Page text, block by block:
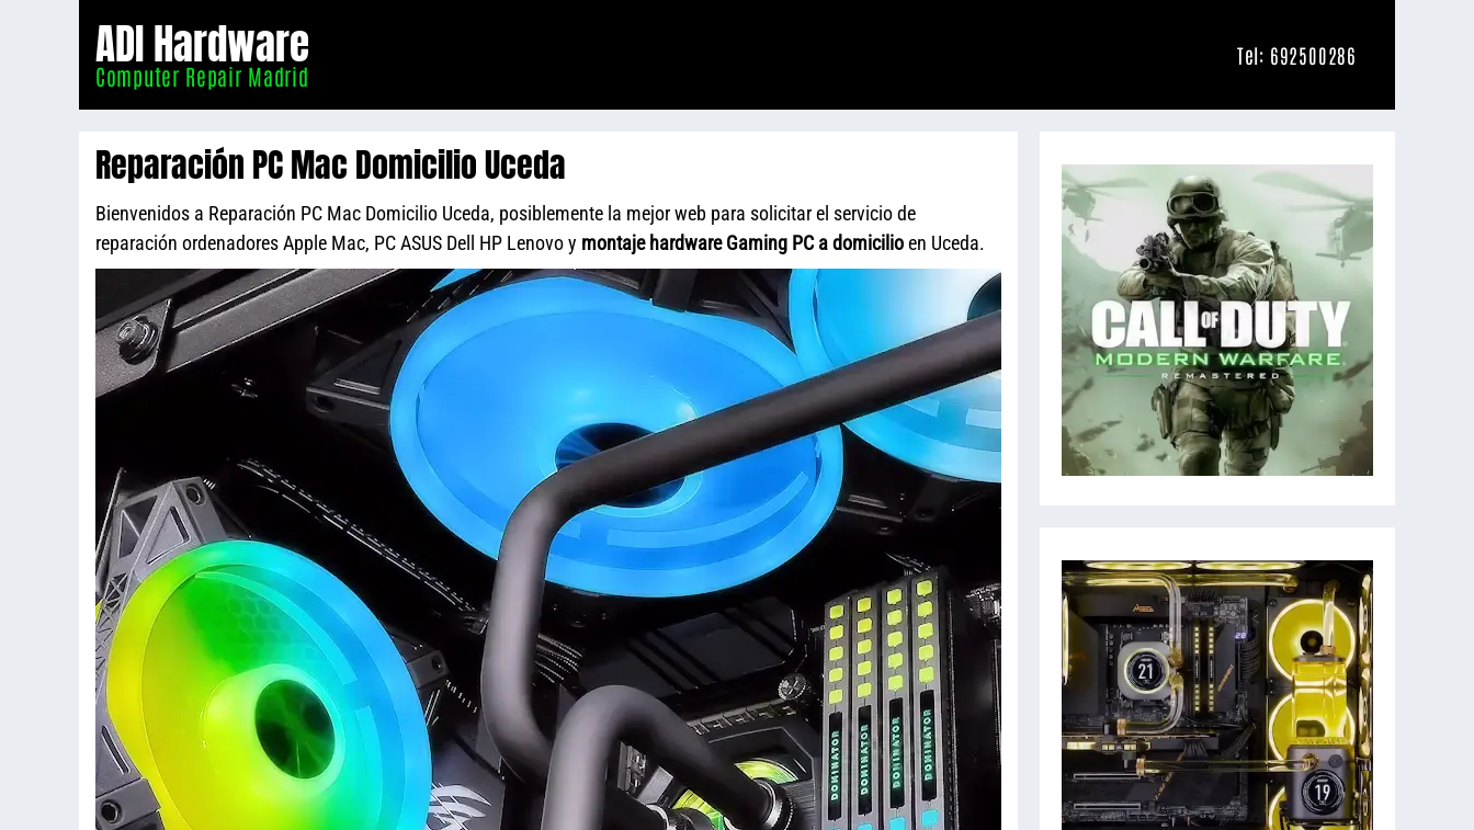
ADI Hardware
Computer Repair Madrid
Tel: 692500286
Reparación PC Mac Domicilio Uceda
Bienvenidos a Reparación PC Mac Domicilio Uceda, posiblemente la mejor web para solicitar el servicio de
reparación ordenadores Apple Mac, PC ASUS Dell HP Lenovo y montaje hardware Gaming PC a domicilioen Uceda.